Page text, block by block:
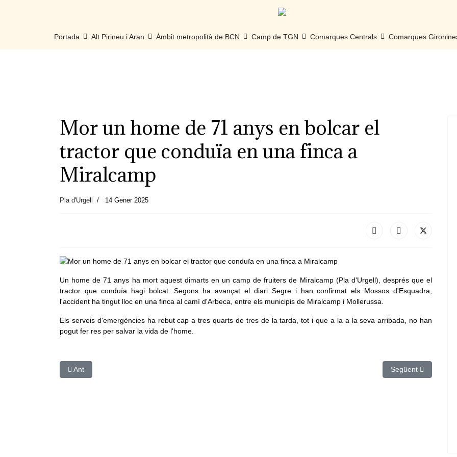
Portada Alt Pirineu i Aran Àmbit metropolità de BCN Camp de TGN Comarques Centrals Comarques
Mor un home de 71 anys en bolcar el
tractor que conduïa en una finca a
Miralcamp
Pla d'Urgell 14 Gener 2025
Un home de 71 anys ha mort aquest dimarts en un camp de fruiters de Miralcamp (Pla d'Urgell), després que el
tractor que conduïa hagi bolcat. Segons ha avançat el diari Segre i han confirmat els Mossos d'Esquadra,
l'accident ha tingut lloc en una finca al camí d'Arbeca, entre els municipis de Miralcamp i Mollerussa.
Els serveis d'emergències ha rebut cap a tres quarts de tres de la tarda, tot i que a la a la seva arribada, no han
pogut fer res per salvar la vida de l'home.
Article anterior: La Fira de Sant Josep de Mollerussa tanca una 152a edició passada per aigua amb la fidelització del
Ant Article següent: El
Següent